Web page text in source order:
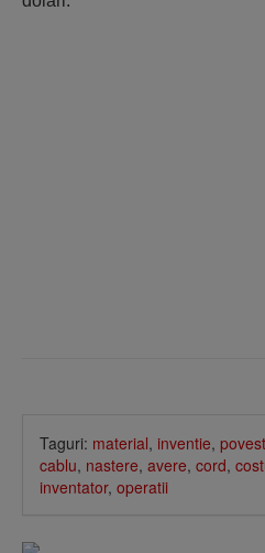
Taguri: material, inventie,
cablu, nastere, avere, cord,
inventator, operatii